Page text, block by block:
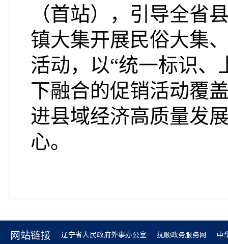
（首站），引导全省
镇大集开展民俗大集
活动，以“统一标识、
下融合的促销活动覆
进县域经济高质量发
心。
网站链接 辽宁省人民政府外事办公室 抚顺政务服务网 中